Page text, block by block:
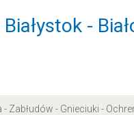
-
Zabłudów - Gnieciuki -